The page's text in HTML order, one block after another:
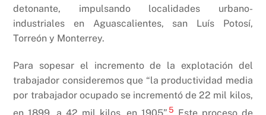
detonante, impulsando localidades urbano-
industriales en Aguascalientes, san Luís Potosí,
Torreón y Monterrey.
Para sopesar el incremento de la explotación del
trabajador consideremos que “la productividad media
por trabajador ocupado se incrementó de 22 mil kilos,
5